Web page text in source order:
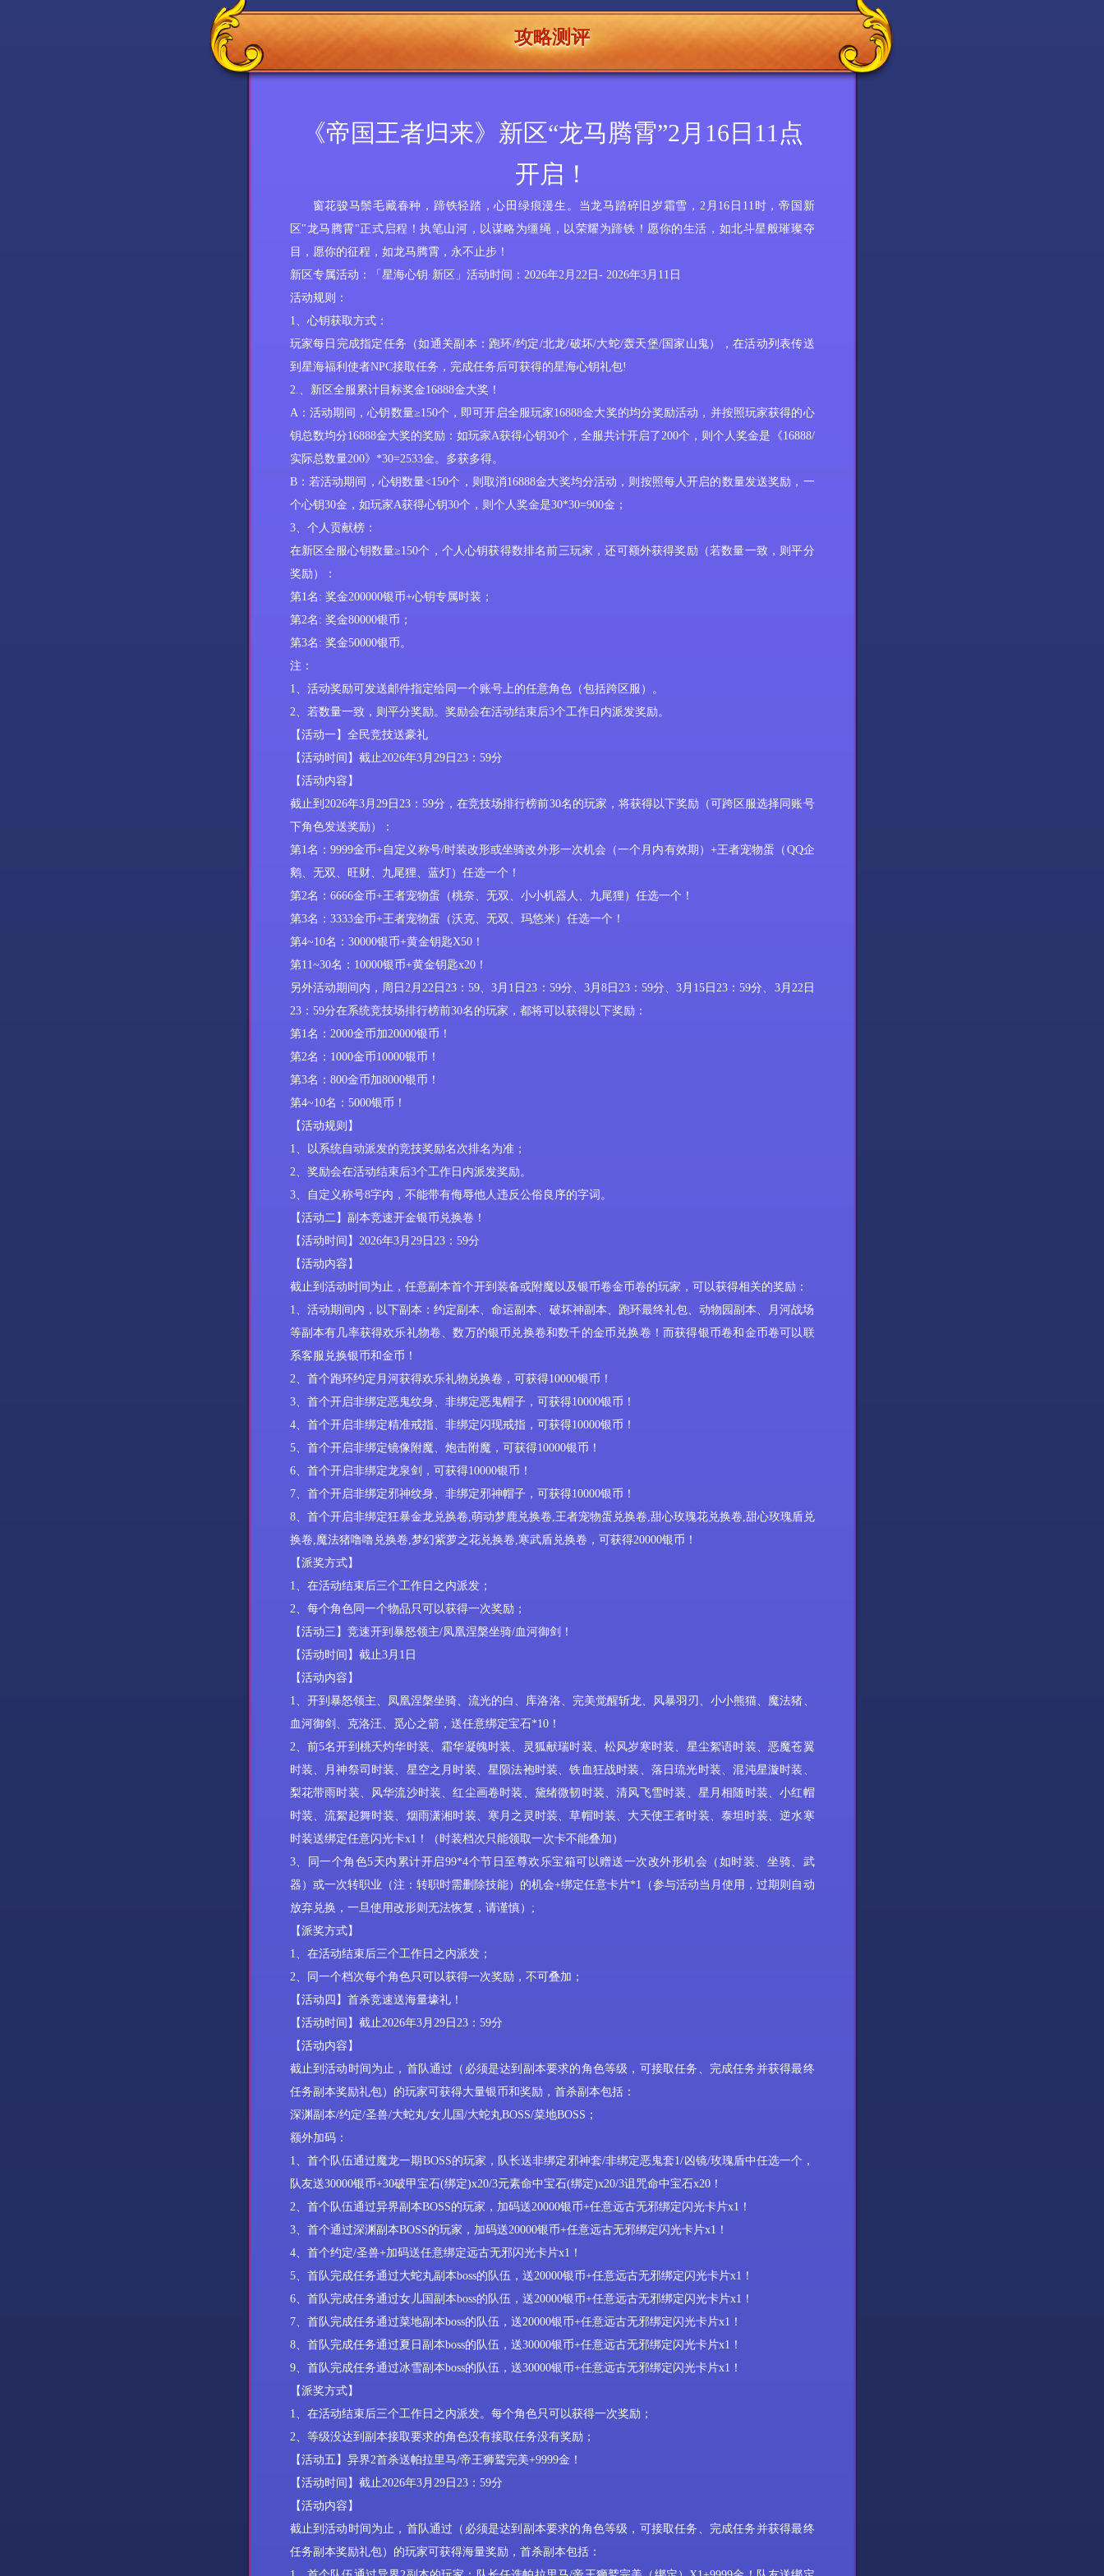
攻略测评
《帝国王者归来》新区“龙马腾霄”2月16日11点
开启！
窗花骏马鬃毛藏春种，蹄铁轻踏，心田绿痕漫生。当龙马踏碎旧岁霜雪， 2月16日11时，帝国新
区"龙马腾霄"正式启程！执笔山河，以谋略为缰绳，以荣耀为蹄铁！愿你的生活，如北斗星般璀璨夺
目，愿你的征程，如龙马腾霄，永不止步！
新区专属‌活动‌ ： ‌「星海心钥 · 新区 」 ‌活动时间‌： 2026年2月 22日 - 2026年3月 11 日
‌活动规则 ：
‌1、心钥获取方式：
玩家每日完成指定任务（如‌通关副本 ： 跑环/约定/北龙/破坏/大蛇/轰天堡/国家山鬼‌）， 在活动列表传送
到星海福利使者NPC接取任务，完成任务后可获得的星海心钥礼包!
‌2.、 新区全服累计目标奖金16888金大奖！
A： 活动期间，心钥 数量≥150个，即可开启全服玩家16888金大奖的均分奖励活动，并按照玩家获得的心
钥总数均分16888金大奖的奖励 ‌：如玩家A获得心钥30个，全服共计开启了200个，则个人奖金是《16888/
实际总数量200》*30=2533金。多获多得。
B：若活动期间， 心钥数量<150个，则取消16888金大奖均分活动，则按照每人开启的数量发送奖励，一
个心钥30金，如玩家A获得心钥30个，则个人奖金是30*30=900金；
3、‌个人贡献榜‌：
在新区全服心钥数量≥150个，个人心钥获得数排名前三玩家，还可额外获得奖励（若数量一致，则平分
奖励）：
第1名: 奖金200000银币+心钥专属时装；
第2名 : 奖金80000银币；
第3名: 奖金50000银币。
注：
1、活动奖励可发送邮件指定给同一个账号上的任意角色（包括跨区服）。
2、 若数量一致，则平分奖励。 奖励会在活动结束后3个工作日内派发奖励。
【活动一】 全民竞技送豪礼
【活动时间】截止2026年3月 29日 23：59分
【活动内容】
截止到 2026年3月 29日 23：59分，在竞技场排行榜前30名的玩家，将获得以下奖励 （可跨区服选择同账号
下角色发送奖励 ）
：
第1名： 9999金币+自定义称号/时装改形或坐骑改外形一次机会 （一个月内有效期 ） +王者宠物蛋（ QQ企
鹅、 无双、旺财、九尾狸、蓝灯）任选一个！
第2名： 6666金币+王者宠物蛋（桃奈、无双、 小小机器人 、九尾狸）任选一个！
第3名： 3333金币+王者宠物蛋（沃克、无双、玛悠米）任选一个！
第4~10名：30000银币+黄金钥匙X50！
第11~30名：10000银币+黄金钥匙x20！
另外活动期间内，周 日 2月22 日23：59、3月 1 日23：59分、 3月 8日 23：59分、3月 15 日23：59分、 3月 22日
23：59分在系统竞技场排行榜前30名的玩家，都将可以获得以下奖励：
第1名：2000金币加20000银币！
第2名：1000金币10000银币！
第3名：800金币加8000银币！
第4~10名：5000银币！
【活动规则】
1、以系统自动派发的竞技奖励名次排名 为准；
2、 奖励会在活动结束后3个工作日内派发奖励。
3、
自定义称号8字内，不能带有侮辱他人违反公俗良序的字词。
【活动二】副本竞速开金银币兑换卷！
【活动时间】 2026年3月 29日 23：59分
【活动内容】
截止到活动时间为止，任意副本首个开到装备或附魔以及银币卷金币卷的玩家，可以获得相关的奖励：
1、活动期间内，以下副本：约定副本、命运副本、破坏神副本、跑环最终礼包、动物园副本、月河战场
等副本有几率获得欢乐礼物卷、数万的银币兑换卷和数千的金币兑换卷！而获得银币卷和金币卷可以联
系客服兑换银币和金币！
2、首个跑环约定月河获得欢乐礼物兑换卷，可获得10000银币！
3、首个开启非绑定恶鬼纹身、非绑定恶鬼帽子，可获得10000银币！
4、首个开启非绑定精准戒指、非绑定闪现戒指，可获得10000银币！
5、首个开启非绑定镜像附魔、炮击附魔，可获得10000银币！
6、首个开启非绑定龙泉剑，可获得10000银币！
7、首个开启非绑定邪神纹身、非绑定邪神帽子，可获得10000银币！
8、首个开启非绑定狂暴金龙兑换卷,萌动梦鹿兑换卷,王者宠物蛋兑换卷,甜心玫瑰花兑换卷,甜心玫瑰盾兑
换卷,魔法猪噜噜兑换卷,梦幻紫萝之花兑换卷,寒武盾兑换卷，可获得20000银币！
【派奖方式】
1、在活动结束后三个工作日之内派发；
2、每个角色同一个物品只可以获得一次奖励；
【活动三】竞速开到暴怒领主/凤凰涅槃坐骑/血河御剑！
【活动时间】截止3月 1 日
【活动内容】
1、开到暴怒领主、凤凰涅槃坐骑、流光的白、库洛洛、完美觉醒斩龙、
风暴羽刃、小小熊猫、魔法猪、
血河御剑、克洛汪、觅心之箭，送任意绑定宝石*10！
2、前5名开到桃夭灼华时装、霜华凝魄时装、灵狐献瑞时装、松风岁寒时装、 ‌星尘絮语时装、恶魔苍翼
时装、月神祭司时装、星空之月时装、 星陨法袍时装、铁血狂战时装、落日琉光时装、混沌星漩时装 、
梨花带雨时装、 风华流沙时装、红尘画卷时装 、 黛绪微韧时装、清风飞雪时装、星月相随时装、小红帽
时装、流絮起舞时装、烟雨潇湘时装、寒月之灵时装、草帽时装、大天使王者时装、泰坦时装、逆水寒
时装送绑定任意闪光卡x1！（时装档次只能领取一次卡不能叠加）
3、同一个角色5天内累计开启99*4个节日 至尊欢乐宝箱可以赠送一次改外形机会（如时装、 坐骑、武
器）或一次转职业（注：转职时需删除技能）的机会+绑定任意卡片*1（参与活动当月使用，过期则自动
放弃兑换，一旦使用改形则无法恢复，请谨慎）;
【派奖方式】
1、在活动结束后三个工作日之内派发；
2、同一个档次每个角色只可以获得一次奖励，不可叠加；
【活动 四 】首杀竞速送海量壕礼！
【活动时间】截止2026年3月 29日 23：59分
【活动内容】
截止到活动时间为止，首队通过 （必须是达到副本要求的角色等级，可接取任务、完成任务并获得最终
任务副本奖励礼包） 的玩家可获得大量银币和奖励，首杀副本包括：
深渊副本/约定/圣兽/大蛇丸/女儿国/大蛇丸BOSS/菜地BOSS；
额外加码：
1、首个队伍通过魔龙一期BOSS的玩家，队长送非绑定邪神套/非绑定恶鬼套1/凶镜/玫瑰盾中任选一个，
队友送30000银币+30破甲宝石(绑定)x20/3元素命中宝石(绑定)x20/3诅咒命中宝石x20！
2、首个队伍通过异界副本BOSS的玩家，加码送20000银币+任意远古无邪绑定闪光卡片x1！
3、首个通过深渊副本BOSS的玩家，加码送20000银币+任意远古无邪绑定闪光卡片x1！
4、首个约定/圣兽+加码送任意绑定远古无邪闪光卡片x1！
5、首队完成任务通过大蛇丸副本boss的队伍，送20000银币+任意远古无邪绑定闪光卡片x1！
6、首队完成任务通过女儿国副本boss的队伍，送20000银币+任意远古无邪绑定闪光卡片x1！
7、首队完成任务通过菜地副本boss的队伍，送20000银币+任意远古无邪绑定闪光卡片x1！
8、首队完成任务通过夏日 副本boss的队伍，送30000银币+任意远古无邪绑定闪光卡片x1！
9、首队完成任务通过冰雪副本boss的队伍，送30000银币+任意远古无邪绑定闪光卡片x1！
【派奖方式】
1、 在活动结束后三个工作日之内派发。每个角色只可以获得一次奖励；
2、等级没达到副本接取要求的角色没有接取任务没有奖励；
【活动五 】 异界2首杀送帕拉里马/帝王狮鹫完美+9999金 ！
【活动时间】截止2026年3月 29日 23：59分
【活动内容】
截止到活动时间为止，首队通过 （必须是达到副本要求的角色等级，可接取任务、完成任务并获得最终
任务副本奖励礼包） 的玩家可获得海量奖励 ，首杀副本包括：